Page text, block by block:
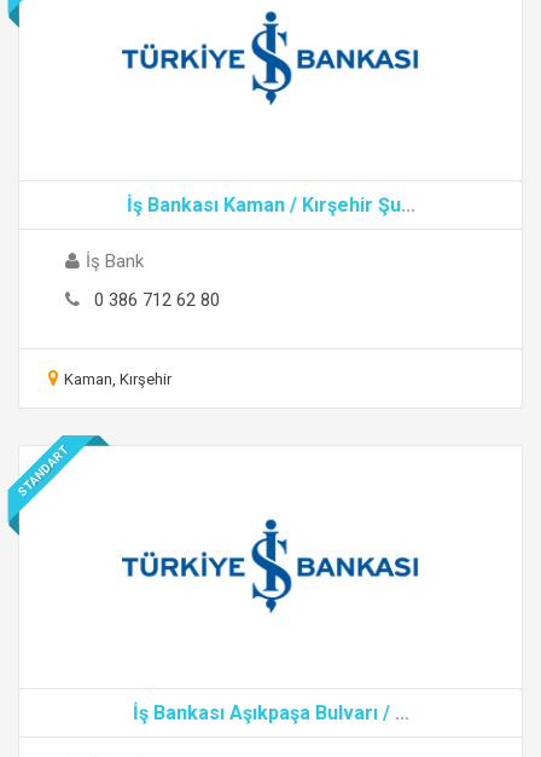
İş Bankası Kaman / Kırşehir Şu...
İş Bank
0 386 712 62 80
Kaman, Kırşehir
STANDART
İş Bankası Aşıkpaşa Bulvarı / ...